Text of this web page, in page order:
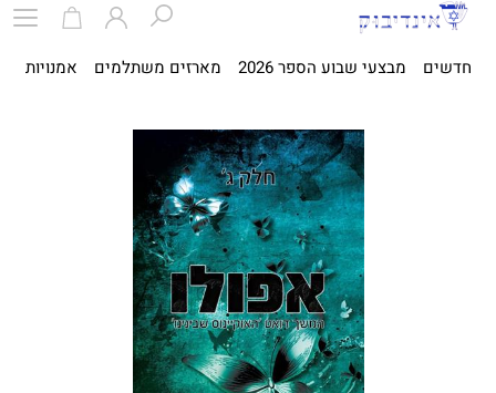
חדשים מבצעי שבוע הספר 2026 מארזים משתלמים אמנויות